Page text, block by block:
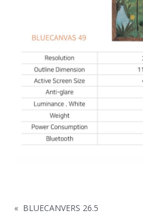
« BLUECANVERS 26.5